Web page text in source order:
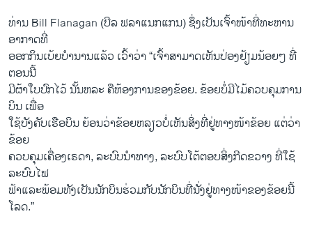
ທ່ານ Bill Flanagan (ບີລ ຟລາແນກແກນ) ຊຶ່ງເປັນເຈົ້າໜ້າທີ່ທະຫານ
ອາກາດທີ່
ອອກກິນເບ້ຍບໍານານແລ້ວ ເວົ້າວ່າ “ເຈົ້າສາມາດເຫັນປ່ອງຢ້ຽມນ້ອຍໆ ທີ່
ຕອນນີ້
ມີຜ້າໃບປົກໄວ້ ນັ້ນຫລະ ຄືຫ້ອງການຂອງຂ້ອຍ. ຂ້ອຍບໍ່ມີໄມ້ຄວບຄຸມການ
ບິນ ເພື່ອ
ໃຊ້ບັງຄັບເຮືອບິນ ຍ້ອນວ່າຂ້ອຍຫລຽວບໍ່ເຫັນສິ່ງທີ່ຢູ່ທາງໜ້າຂ້ອຍ ແຕ່ວ່າ
ຂ້ອຍ
ຄວບຄຸມເຄື່ອງເຣດາ, ລະບົບນໍາທາງ, ລະບົບໂຕ້ຕອບສິ່ງກີດຂວາງ ທີ່ໃຊ້
ລະບົບໄຟ
ຟ້າແລະພ້ອມທັງເປັນນັກບິນຮ່ວມກັບນັກບິນທີ່ນັ່ງຢູ່ທາງໜ້າຂອງຂ້ອຍນີ້
ໂລດ.”